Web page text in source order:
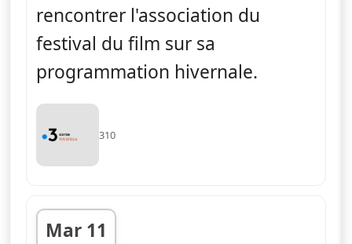
rencontrer l'association du
festival du film sur sa
programmation hivernale.
310
Mar 11